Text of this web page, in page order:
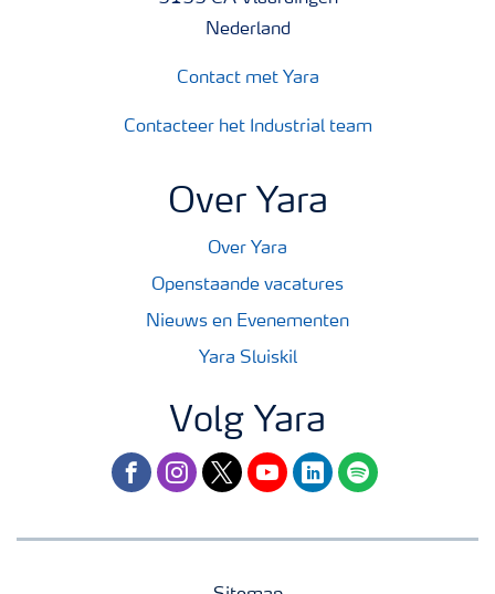
Nederland
Contact met Yara
Contacteer het Industrial team
Over Yara
Over Yara
Openstaande vacatures
Nieuws en Evenementen
Yara Sluiskil
Volg Yara
facebookinstagram
twitteryoutubelinkedinspotify